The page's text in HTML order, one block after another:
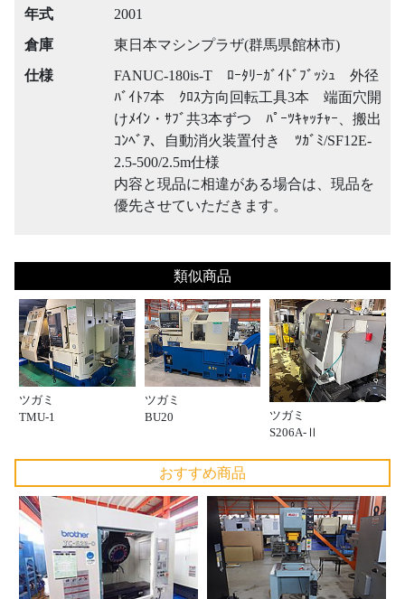
年式
2001
倉庫
東日本マシンプラザ(群馬県館林市)
仕様
FANUC-180is-T ﾛｰﾀﾘｰｶﾞｲﾄﾞﾌﾞｯｼｭ 外径
ﾊﾞｲﾄ7本 ｸﾛｽ方向回転工具3本 端面穴開
けﾒｲﾝ・ｻﾌﾞ共3本ずつ ﾊﾟｰﾂｷｬｯﾁｬｰ、搬出
ｺﾝﾍﾞｱ、自動消火装置付き ﾂｶﾞﾐ/SF12E-
2.5-500/2.5m仕様
内容と現品に相違がある場合は、現品を
優先させていただきます。
類似商品
ツガミ
TMU-1
ツガミ
BU20
ツガミ
S206A-Ⅱ
おすすめ商品